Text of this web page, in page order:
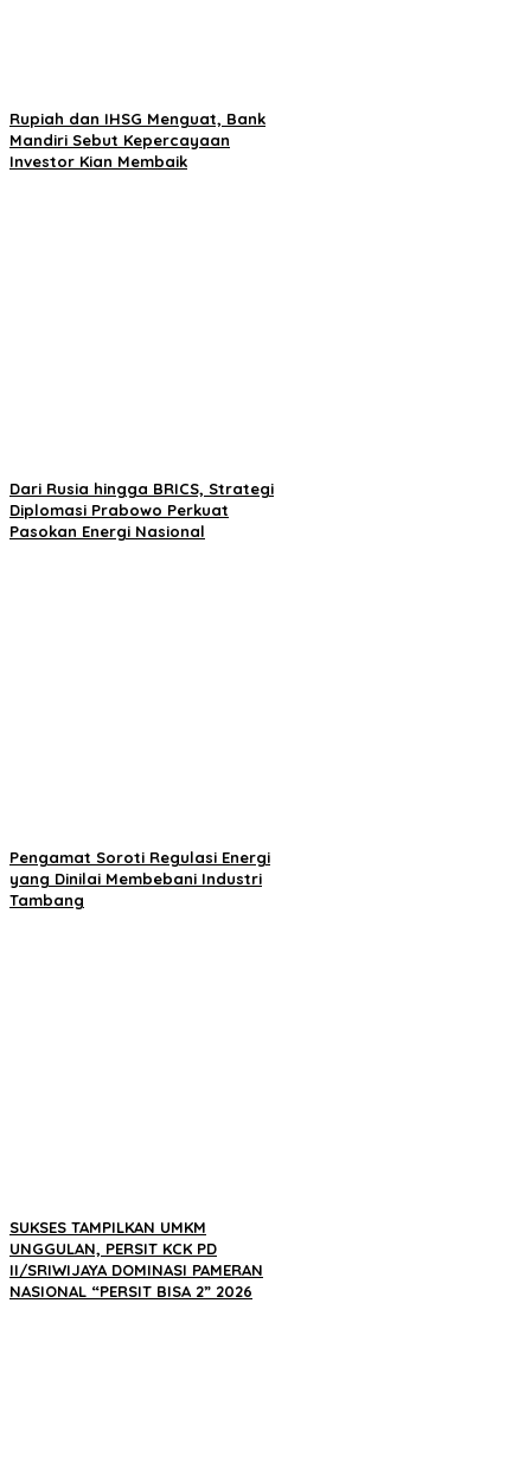
Rupiah dan IHSG Menguat, Bank
Mandiri Sebut Kepercayaan
Investor Kian Membaik
Dari Rusia hingga BRICS, Strategi
Diplomasi Prabowo Perkuat
Pasokan Energi Nasional
Pengamat Soroti Regulasi Energi
yang Dinilai Membebani Industri
Tambang
SUKSES TAMPILKAN UMKM
UNGGULAN, PERSIT KCK PD
II/SRIWIJAYA DOMINASI PAMERAN
NASIONAL “PERSIT BISA 2” 2026